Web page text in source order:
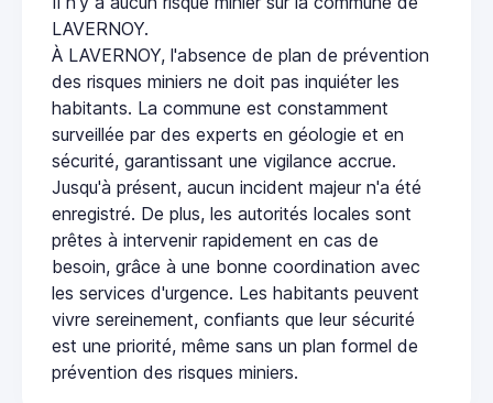
LAVERNOY.
À LAVERNOY, l'absence de plan de prévention
des risques miniers ne doit pas inquiéter les
habitants. La commune est constamment
surveillée par des experts en géologie et en
sécurité, garantissant une vigilance accrue.
Jusqu'à présent, aucun incident majeur n'a été
enregistré. De plus, les autorités locales sont
prêtes à intervenir rapidement en cas de
besoin, grâce à une bonne coordination avec
les services d'urgence. Les habitants peuvent
vivre sereinement, confiants que leur sécurité
est une priorité, même sans un plan formel de
prévention des risques miniers.